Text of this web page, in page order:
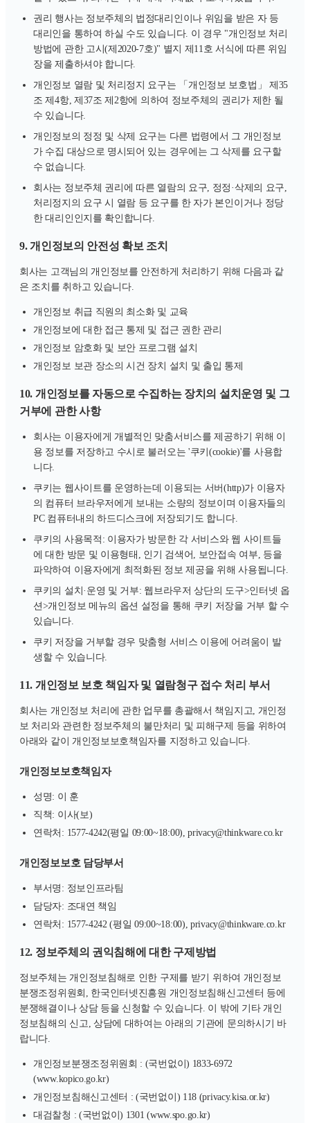
권리 행사는 정보주체의 법정대리인이나 위임을 받은 자 등
대리인을 통하여 하실 수도 있습니다. 이 경우 "개인정보 처리
방법에 관한 고시(제2020-7호)" 별지 제11호 서식에 따른 위임
장을 제출하셔야 합니다.
개인정보 열람 및 처리정지 요구는 「개인정보 보호법」 제35
조 제4항, 제37조 제2항에 의하여 정보주체의 권리가 제한 될
수 있습니다.
개인정보의 정정 및 삭제 요구는 다른 법령에서 그 개인정보
가 수집 대상으로 명시되어 있는 경우에는 그 삭제를 요구할
수 없습니다.
회사는 정보주체 권리에 따른 열람의 요구, 정정·삭제의 요구,
처리정지의 요구 시 열람 등 요구를 한 자가 본인이거나 정당
한 대리인인지를 확인합니다.
9. 개인정보의 안전성 확보 조치
회사는 고객님의 개인정보를 안전하게 처리하기 위해 다음과 같
은 조치를 취하고 있습니다.
개인정보 취급 직원의 최소화 및 교육
개인정보에 대한 접근 통제 및 접근 권한 관리
개인정보 암호화 및 보안 프로그램 설치
개인정보 보관 장소의 시건 장치 설치 및 출입 통제
10. 개인정보를 자동으로 수집하는 장치의 설치운영 및 그
거부에 관한 사항
회사는 이용자에게 개별적인 맞춤서비스를 제공하기 위해 이
용 정보를 저장하고 수시로 불러오는 '쿠키(cookie)'를 사용합
니다.
쿠키는 웹사이트를 운영하는데 이용되는 서버(http)가 이용자
의 컴퓨터 브라우저에게 보내는 소량의 정보이며 이용자들의
PC 컴퓨터내의 하드디스크에 저장되기도 합니다.
쿠키의 사용목적: 이용자가 방문한 각 서비스와 웹 사이트들
에 대한 방문 및 이용형태, 인기 검색어, 보안접속 여부, 등을
파악하여 이용자에게 최적화된 정보 제공을 위해 사용됩니다.
쿠키의 설치·운영 및 거부: 웹브라우저 상단의 도구>인터넷 옵
션>개인정보 메뉴의 옵션 설정을 통해 쿠키 저장을 거부 할 수
있습니다.
쿠키 저장을 거부할 경우 맞춤형 서비스 이용에 어려움이 발
생할 수 있습니다.
11. 개인정보 보호 책임자 및 열람청구 접수 처리 부서
회사는 개인정보 처리에 관한 업무를 총괄해서 책임지고, 개인정
보 처리와 관련한 정보주체의 불만처리 및 피해구제 등을 위하여
아래와 같이 개인정보보호책임자를 지정하고 있습니다.
개인정보보호책임자
성명: 이 훈
직책: 이사(보)
연락처: 1577-4242(평일 09:00~18:00), privacy@thinkware.co.kr
개인정보보호 담당부서
부서명: 정보인프라팀
담당자: 조대연 책임
연락처: 1577-4242 (평일 09:00~18:00), privacy@thinkware.co.kr
12. 정보주체의 권익침해에 대한 구제방법
정보주체는 개인정보침해로 인한 구제를 받기 위하여 개인정보
분쟁조정위원회, 한국인터넷진흥원 개인정보침해신고센터 등에
분쟁해결이나 상담 등을 신청할 수 있습니다. 이 밖에 기타 개인
정보침해의 신고, 상담에 대하여는 아래의 기관에 문의하시기 바
랍니다.
개인정보분쟁조정위원회 : (국번없이) 1833-6972
(www.kopico.go.kr)
개인정보침해신고센터 : (국번없이) 118 (privacy.kisa.or.kr)
대검찰청 : (국번없이) 1301 (www.spo.go.kr)